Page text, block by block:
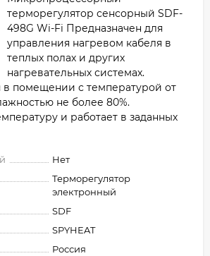
терморегулятор сенсорный SDF-
498G Wi-Fi Предназначен для
управления нагревом кабеля в
теплых полах и других
нагревательных системах.
в помещении с температурой от
не более 80%.
и работает в заданных
Нет
Терморегулятор
электронный
SDF
SPYHEAT
Россия